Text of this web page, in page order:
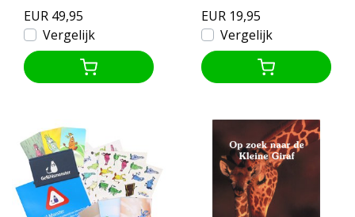
EUR 49,95
Vergelijk
EUR 19,95
Vergelijk